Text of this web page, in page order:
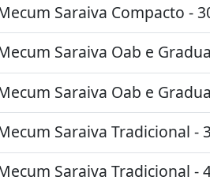
Saraiva Compacto -
Saraiva Oab e
Saraiva Oab e
Saraiva Tradicional -
Saraiva Tradicional -